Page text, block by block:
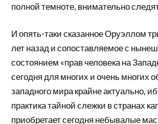
полной темноте, внимательно
И опять-таки сказанное Оруэллом
лет назад и сопоставляемое с
состоянием «прав человека на
сегодня для многих и очень многих
западного мира крайне актуально,
практика тайной слежки в странах
приобретает сегодня небывалые